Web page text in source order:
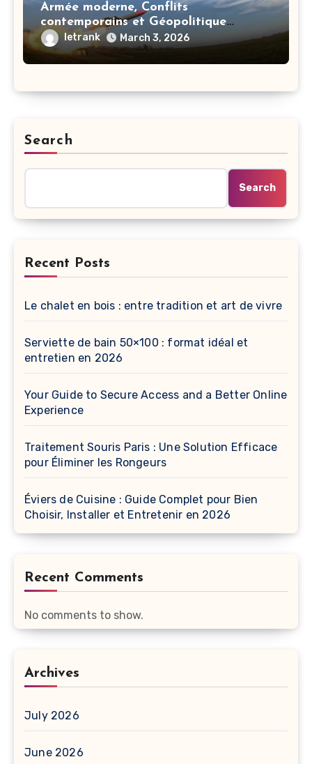
Armée moderne, Conflits
contemporains et Géopolitique
mondiale
letrank March 3, 2026
Search
Search
Recent Posts
Le chalet en bois : entre tradition et art de vivre
Serviette de bain 50×100 : format idéal et
entretien en 2026
Your Guide to Secure Access and a Better Online
Experience
Traitement Souris Paris : Une Solution Efficace
pour Éliminer les Rongeurs
Éviers de Cuisine : Guide Complet pour Bien
Choisir, Installer et Entretenir en 2026
Recent Comments
No comments to show.
Archives
July 2026
June 2026